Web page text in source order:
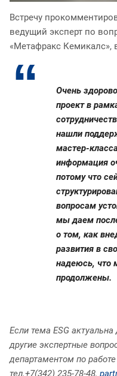
Встречу
ведущий эксперт по
«Метафракс
Очень
проект в
нашли
мастер-
информация
потому что
вопросам
мы даем
о том, как
развития в
надеюсь, что
продолжены.
Если тема ESG
другие экспертные
департаментом по
тел.+7(342) 235-78-48,